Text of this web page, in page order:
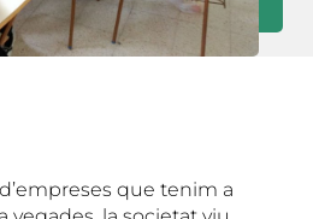
que tenim a